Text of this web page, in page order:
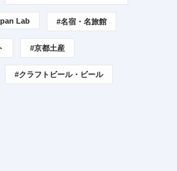
Lab #名宿・名旅館
#京都土産
#クラフトビール・ビール